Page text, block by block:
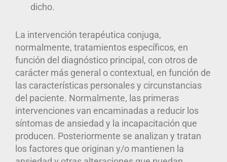
dicho.
La intervención terapéutica conjuga,
normalmente, tratamientos específicos, en
función del diagnóstico principal, con otros de
carácter más general o contextual, en función de
las características personales y circunstancias
del paciente. Normalmente, las primeras
intervenciones van encaminadas a reducir los
síntomas de ansiedad y la incapacitación que
producen. Posteriormente se analizan y tratan
los factores que originan y/o mantienen la